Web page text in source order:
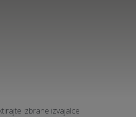
izbrane izvajalce